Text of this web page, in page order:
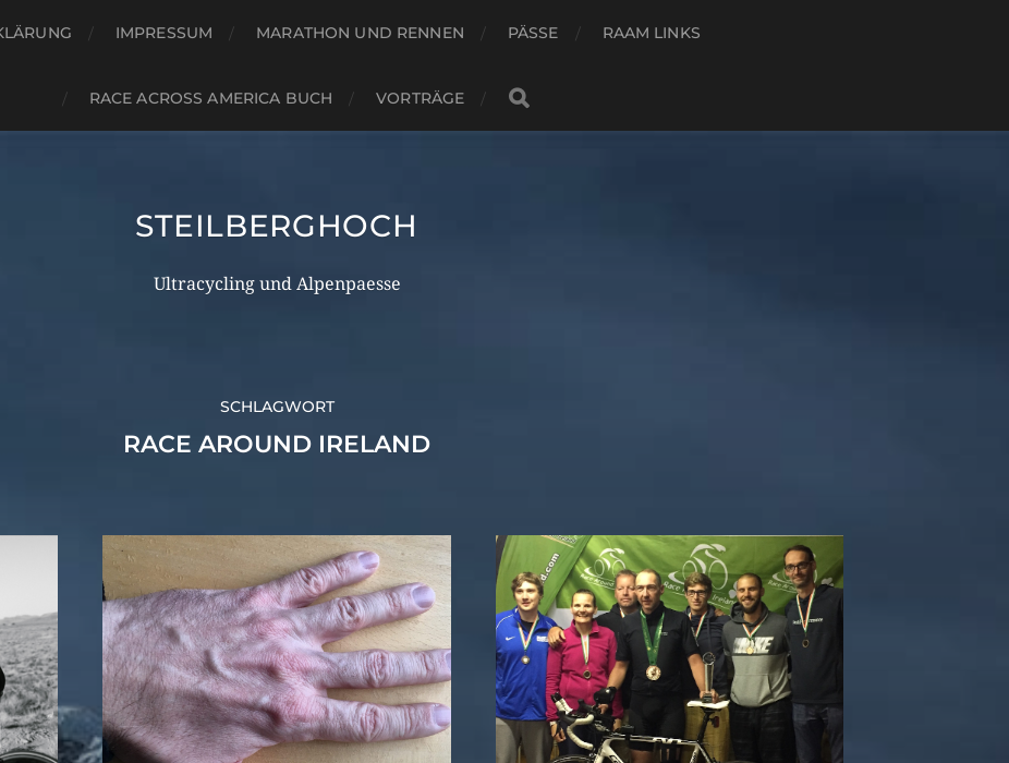
IMPRESSUM MARATHON UND RENNEN PÄSSE RAAM LINKS
RACE ACROSS AMERICA BUCH VORTRÄGE
STEILBERGHOCH
Ultracycling und Alpenpaesse
SCHLAGWORT
RACE AROUND IRELAND